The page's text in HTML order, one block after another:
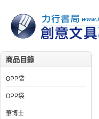
商品目錄
OPP袋
OPP袋
筆博士